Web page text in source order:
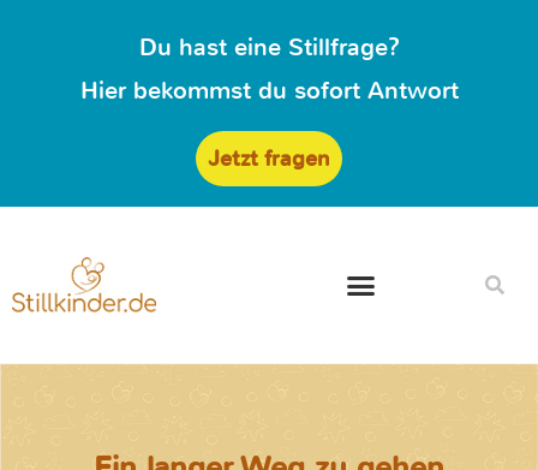
Du hast eine Stillfrage?
Hier bekommst du sofort Antwort
Jetzt fragen